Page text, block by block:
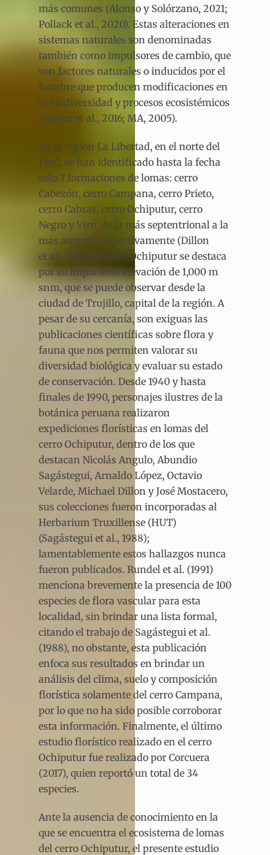
más comunes (Alonso y Solórzano, 2021;
Pollack et al., 2020). Estas alteraciones en
sistemas naturales son denominadas
también como impulsores de cambio, que
son factores naturales o inducidos por el
hombre que producen modificaciones en
la biodiversidad y procesos ecosistémicos
(Ferrier et al., 2016; MA, 2005).
En la región La Libertad, en el norte del
Perú, se han identificado hasta la fecha
solo 7 formaciones de lomas: cerro
Cabezón, cerro Campana, cerro Prieto,
cerro Cabras, cerro Ochiputur, cerro
Negro y Virú, de la más septentrional a la
más austral, respectivamente (Dillon
et al., 2011). El cerro Ochiputur se destaca
por su imponente elevación de 1,000 m
snm, que se puede observar desde la
ciudad de Trujillo, capital de la región. A
pesar de su cercanía, son exiguas las
publicaciones científicas sobre flora y
fauna que nos permiten valorar su
diversidad biológica y evaluar su estado
de conservación. Desde 1940 y hasta
finales de 1990, personajes ilustres de la
botánica peruana realizaron
expediciones florísticas en lomas del
cerro Ochiputur, dentro de los que
destacan Nicolás Angulo, Abundio
Sagástegui, Arnaldo López, Octavio
Velarde, Michael Dillon y José Mostacero,
sus colecciones fueron incorporadas al
Herbarium Truxillense (HUT)
(Sagástegui et al., 1988);
lamentablemente estos hallazgos nunca
fueron publicados. Rundel et al. (1991)
menciona brevemente la presencia de 100
especies de flora vascular para esta
localidad, sin brindar una lista formal,
citando el trabajo de Sagástegui et al.
(1988), no obstante, esta publicación
enfoca sus resultados en brindar un
análisis del clima, suelo y composición
florística solamente del cerro Campana,
por lo que no ha sido posible corroborar
esta información. Finalmente, el último
estudio florístico realizado en el cerro
Ochiputur fue realizado por Corcuera
(2017), quien reportó un total de 34
especies.
Ante la ausencia de conocimiento en la
que se encuentra el ecosistema de lomas
del cerro Ochiputur, el presente estudio